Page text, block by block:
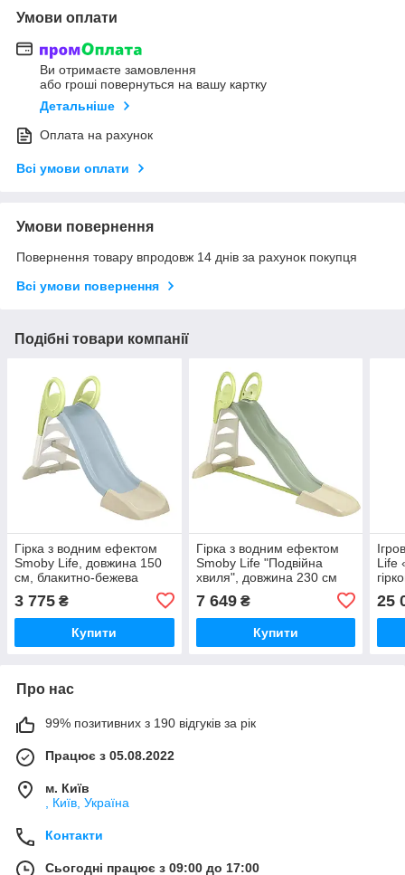
Умови оплати
Ви отримаєте замовлення
або гроші повернуться на вашу картку
Детальніше
Оплата на рахунок
Всі умови оплати
Умови повернення
Повернення товару впродовж 14 днів за рахунок покупця
Всі умови повернення
Подібні товари компанії
Гірка з водним ефектом
Smoby Life, довжина 150
см, блакитно-бежева
3 775 ₴
Купити
Гірка з водним ефектом
Smoby Life "Подвійна
хвиля", довжина 230 см
7 649₴
Купити
Life
25
Про нас
99% позитивних з 190 відгуків за рік
Працює з 05.08.2022
м. Київ
, Київ, Україна
Контакти
Сьогодні працює з 09:00 до 17:00